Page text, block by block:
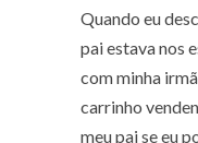
Quando eu
pai estava nos
com minha
carrinho
meu pai se eu